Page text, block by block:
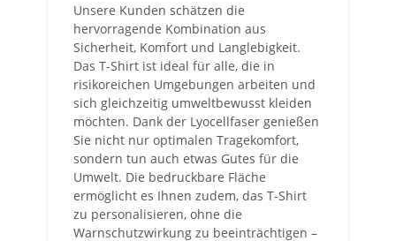
Unsere Kunden schätzen die
hervorragende Kombination aus
Sicherheit, Komfort und Langlebigkeit.
Das T-Shirt ist ideal für alle, die in
risikoreichen Umgebungen arbeiten und
sich gleichzeitig umweltbewusst kleiden
möchten. Dank der Lyocellfaser genießen
Sie nicht nur optimalen Tragekomfort,
sondern tun auch etwas Gutes für die
Umwelt. Die bedruckbare Fläche
ermöglicht es Ihnen zudem, das T-Shirt
zu personalisieren, ohne die
Warnschutzwirkung zu beeinträchtigen –